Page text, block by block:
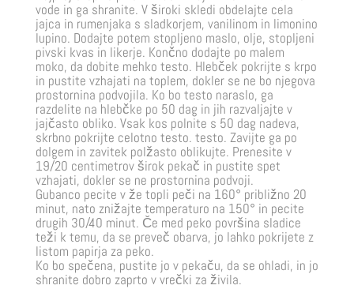
vode in ga shranite. V široki skledi obdelajte cela
jajca in rumenjaka s sladkorjem, vanilinom in limonino
lupino. Dodajte potem stopljeno maslo, olje, stopljeni
pivski kvas in likerje. Končno dodajte po malem
moko, da dobite mehko testo. Hlebček pokrijte s krpo
in pustite vzhajati na toplem, dokler se ne bo njegova
prostornina podvojila. Ko bo testo naraslo, ga
razdelite na hlebčke po 50 dag in jih razvaljajte v
jajčasto obliko. Vsak kos polnite s 50 dag nadeva,
skrbno pokrijte celotno testo. testo. Zavijte ga po
dolgem in zavitek polžasto oblikujte. Prenesite v
19/20 centimetrov širok pekač in pustite spet
vzhajati, dokler se ne prostornina podvoji.
Gubanco pecite v že topli peči na 160° približno 20
minut, nato znižajte temperaturo na 150° in pecite
drugih 30/40 minut. Če med peko površina sladice
teži k temu, da se preveč obarva, jo lahko pokrijete z
listom papirja za peko.
Ko bo spečena, pustite jo v pekaču, da se ohladi, in jo
shranite dobro zaprto v vrečki za živila.